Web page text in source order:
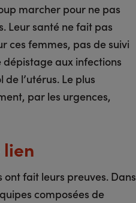
marcher pour ne pas
Leur santé ne fait pas
ces femmes, pas de suivi
aux infections
l’utérus. Le plus
par les urgences,
ont fait leurs preuves. Dans
composées de